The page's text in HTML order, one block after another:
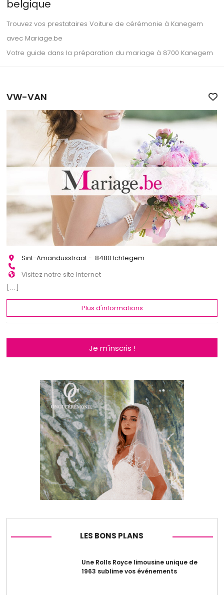
belgique
Trouvez vos prestataires Voiture de cérémonie à Kanegem
avec Mariage.be
Votre guide dans la préparation du mariage à 8700 Kanegem
VW-VAN
Sint-Amandusstraat - 8480 Ichtegem
Visitez notre site Internet
[...]
Plus d'informations
Je m'inscris !
LES BONS PLANS
Une Rolls Royce limousine unique de
1963 sublime vos événements